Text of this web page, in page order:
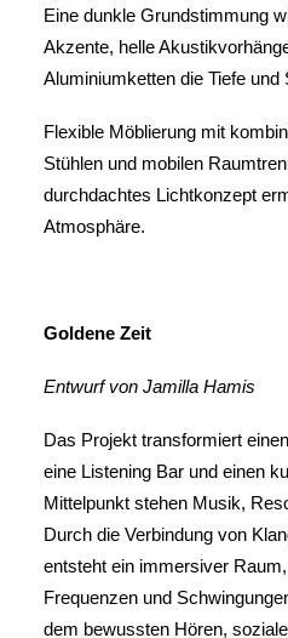
Eine dunkle Grundstimmung
Akzente, helle
Aluminiumketten die Tiefe und
Flexible Möblierung mit
Stühlen und mobilen
durchdachtes Lichtkonzept
Atmosphäre.
Goldene Zeit
Entwurf von Jamilla Hamis
Das Projekt transformiert
eine Listening Bar und einen
Mittelpunkt stehen Musik,
Durch die Verbindung von
entsteht ein immersiver
Frequenzen und
dem bewussten Hören,